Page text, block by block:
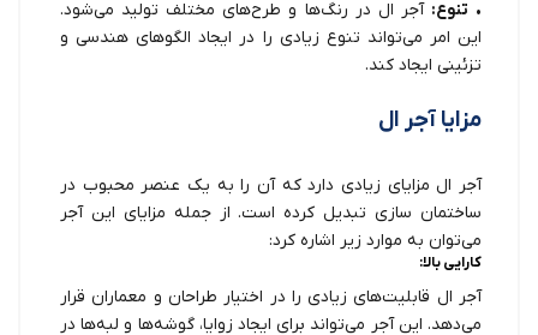
• تنوع: آجر ال در رنگ‌ها و طرح‌های مختلف تولید می‌شود.
این امر می‌تواند تنوع زیادی را در ایجاد الگوهای هندسی و
تزئینی ایجاد کند.
مزایا آجر ال
آجر ال مزایای زیادی دارد که آن را به یک عنصر محبوب در
ساختمان سازی تبدیل کرده است. از جمله مزایای این آجر
می‌توان به موارد زیر اشاره کرد:
کارایی بالا:
آجر ال قابلیت‌های زیادی را در اختیار طراحان و معماران قرار
می‌دهد. این آجر می‌تواند برای ایجاد زوایا، گوشه‌ها و لبه‌ها در